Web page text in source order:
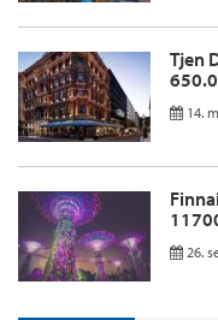
Tjen
14.
26.